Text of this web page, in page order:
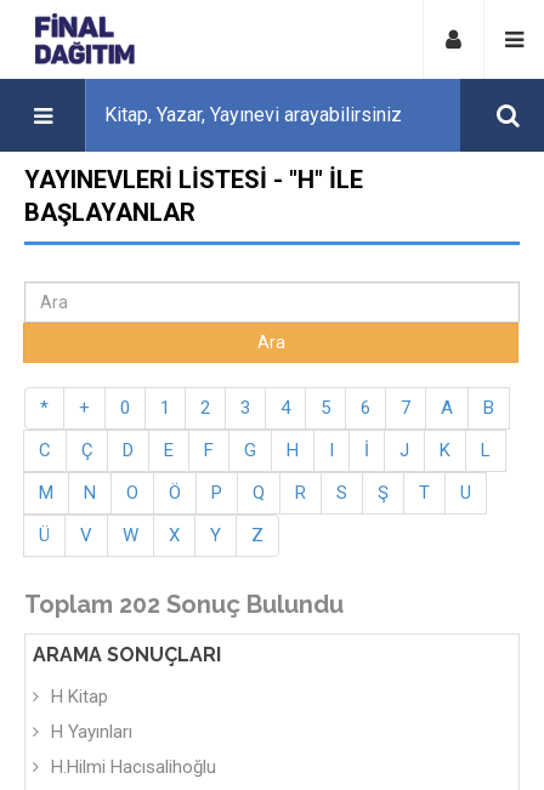
YAYINEVLERI LISTESI - "H" ILE
BAŞLAYANLAR
* + 0 1 2 3 4 5 6 7 A
B
C
Ç D E F G H I İ J K
L
M
N O Ö P Q R S Ş T
U
Ü
V W X Y Z
Toplam 202 Sonuç Bulundu
ARAMA SONUÇLARI
H Kitap
H Yayınları
H.Hilmi Hacısalihoğlu